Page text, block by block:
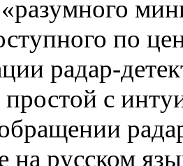
по
радар-
с
на русском